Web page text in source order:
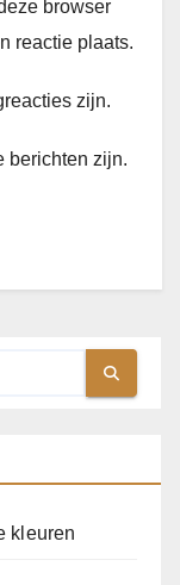
browser
reactie plaats.
zijn.
berichten zijn.
kleuren